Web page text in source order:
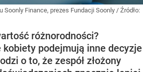
Soonly Finance, prezes Fundacji Soonly / Źródło:
różnorodności?
kobiety podejmują inne decyzje
o to, że zespół złożony